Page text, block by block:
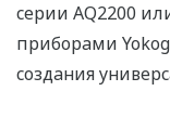
серии AQ2200
приборами
создания